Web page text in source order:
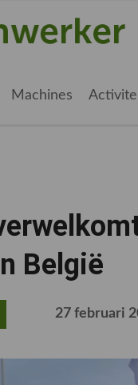
Machines
België
27 februari